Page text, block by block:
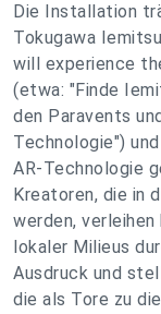
Die Installation
Tokugawa
will experience
(etwa: "Finde
den Paravents
Technologie")
AR-Technologie
Kreatoren, die in
werden,
lokaler Milieus
Ausdruck und
die als Tore zu